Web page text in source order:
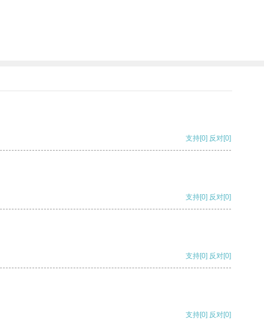
支持[0] 反对[0]
支持[0] 反对[0]
支持[0] 反对[0]
支持[0] 反对[0]